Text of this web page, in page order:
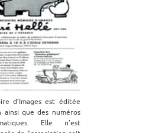
d’Images est éditée
ainsi que des numéros
Elle n’est